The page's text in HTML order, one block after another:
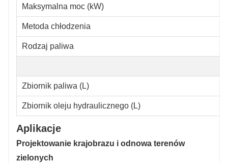
Maksymalna moc (kW)
Metoda chłodzenia
Rodzaj paliwa
Zbiornik paliwa (L)
Zbiornik oleju hydraulicznego (L)
Aplikacje
Projektowanie krajobrazu i odnowa terenów
zielonych